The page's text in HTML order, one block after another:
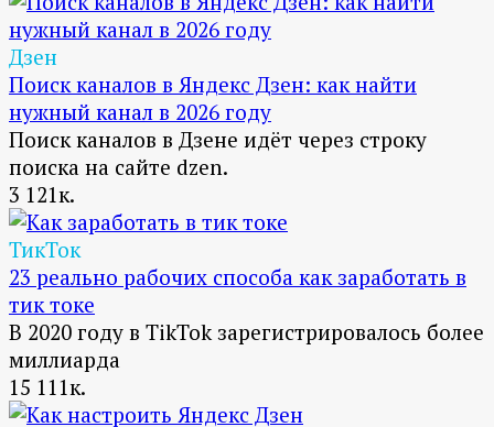
Дзен
Поиск каналов в Яндекс Дзен: как найти
нужный канал в 2026 году
Поиск каналов в Дзене идёт через строку
поиска на сайте dzen.
3 121к.
ТикТок
23 реально рабочих способа как заработать в
тик токе
В 2020 году в TikTok зарегистрировалось более
миллиарда
15 111к.